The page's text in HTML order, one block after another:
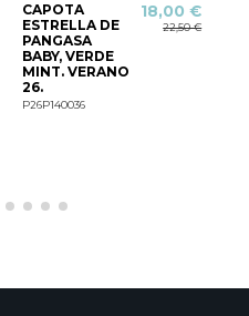
CAPOTA
ESTRELLA DE
PANGASA
BABY, VERDE
MINT. VERANO
26.
P26P140036
18,00 €
22,50 €